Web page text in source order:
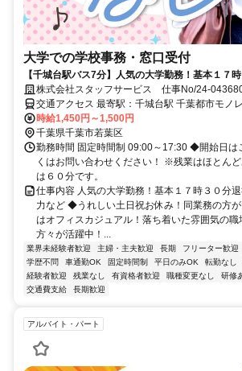
大学での学校事務・窓口受付
【千城台駅バス7分】人気の大学勤務！基本１７
データ入力など
株式会社スタッフサービス 仕事No/24-
交通アクセス 最寄駅：千城台駅 千葉都市モノレール千城台駅バス7分
車通勤可能
時給1,450円～1,500円
千葉県千葉市若葉区
勤務時間 固定時間制 09:00～17:30 ◆開始日は
くはお問い合わせください！ ※残業はほとん
は６０分です。
仕事内容 人気の大学勤務！基本１７時３０分
力など ◆うれしい土日祝お休み！同業務の方
はオフィスカジュアル！落ち着いた雰囲気の
方々が活躍中！...
業界未経験者歓迎 主婦・主夫歓迎 長期 フリーター歓迎
学歴不問
車通勤OK 固定時間制 平日のみOK 転勤なし
経験者歓迎
残業なし 有資格者歓迎 職種変更なし 研修
交通費支給
長期歓迎
アルバイト・パート